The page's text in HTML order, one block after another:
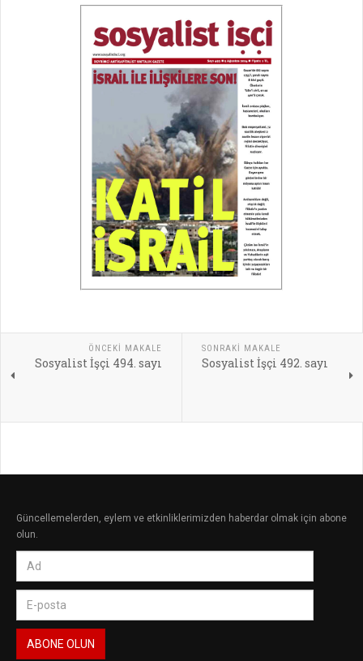
ÖNCEKI MAKALE
Sosyalist İşçi 494. sayı
SONRAKI MAKALE
Sosyalist İşçi 492. sayı
Güncellemelerden, eylem ve etkinliklerimizden haberdar olmak için abone
olun.